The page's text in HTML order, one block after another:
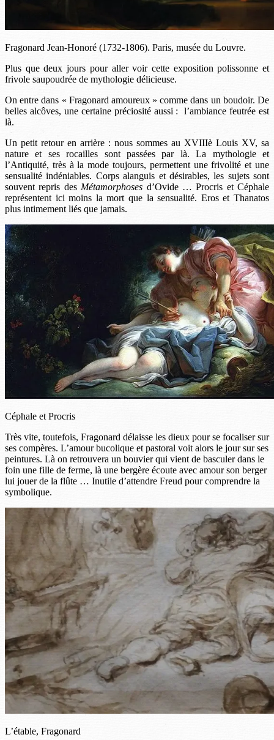
Fragonard Jean-Honoré (1732-1806). Paris, musée du Louvre.
Plus que deux jours pour aller voir cette exposition polissonne et
frivole saupoudrée de mythologie délicieuse.
On entre dans « Fragonard amoureux » comme dans un boudoir. De
belles alcôves, une certaine préciosité aussi : l’ambiance feutrée est
là.
Un petit retour en arrière : nous sommes au XVIIIè Louis XV, sa
nature et ses rocailles sont passées par là. La mythologie et
l’Antiquité, très à la mode toujours, permettent une frivolité et une
sensualité indéniables. Corps alanguis et désirables, les sujets sont
souvent repris des Métamorphoses d’Ovide … Procris et Céphale
représentent ici moins la mort que la sensualité. Eros et Thanatos
plus intimement liés que jamais.
Céphale et Procris
Très vite, toutefois, Fragonard délaisse les dieux pour se focaliser sur
ses compères. L’amour bucolique et pastoral voit alors le jour sur ses
peintures. Là on retrouvera un bouvier qui vient de basculer dans le
foin une fille de ferme, là une bergère écoute avec amour son berger
lui jouer de la flûte … Inutile d’attendre Freud pour comprendre la
symbolique.
L’étable, Fragonard